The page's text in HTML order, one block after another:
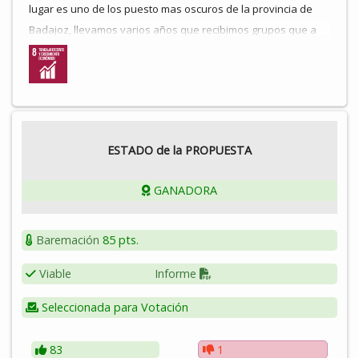
lugar es uno de los puesto mas oscuros de la provincia de
Badajoz, llevamos varios años que recibimos grupos que a
través telescopio nos indican la necesidad de crecer y lo
idóneo sería poner un observatorio, puesto que
visualizaciones y que nos dan a pensar que el lugar sería
ESTADO de la PROPUESTA
GANADORA
Baremación 85 pts.
Viable Informe
Seleccionada para Votación
83
1